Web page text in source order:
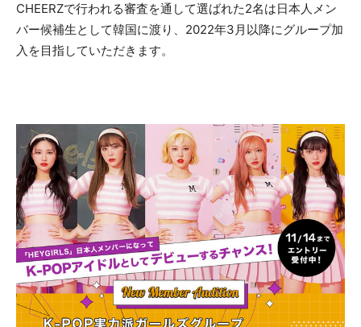
CHEERZで行われる審査を通して選ばれた2名は日本人メン
バー候補生として韓国に渡り、2022年3月以降にグループ加
入を目指していただきます。